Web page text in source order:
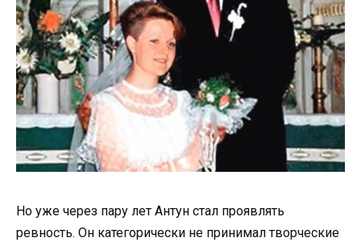
Но уже через пару лет Антун стал проявлять
ревность. Он категорически не принимал творческие